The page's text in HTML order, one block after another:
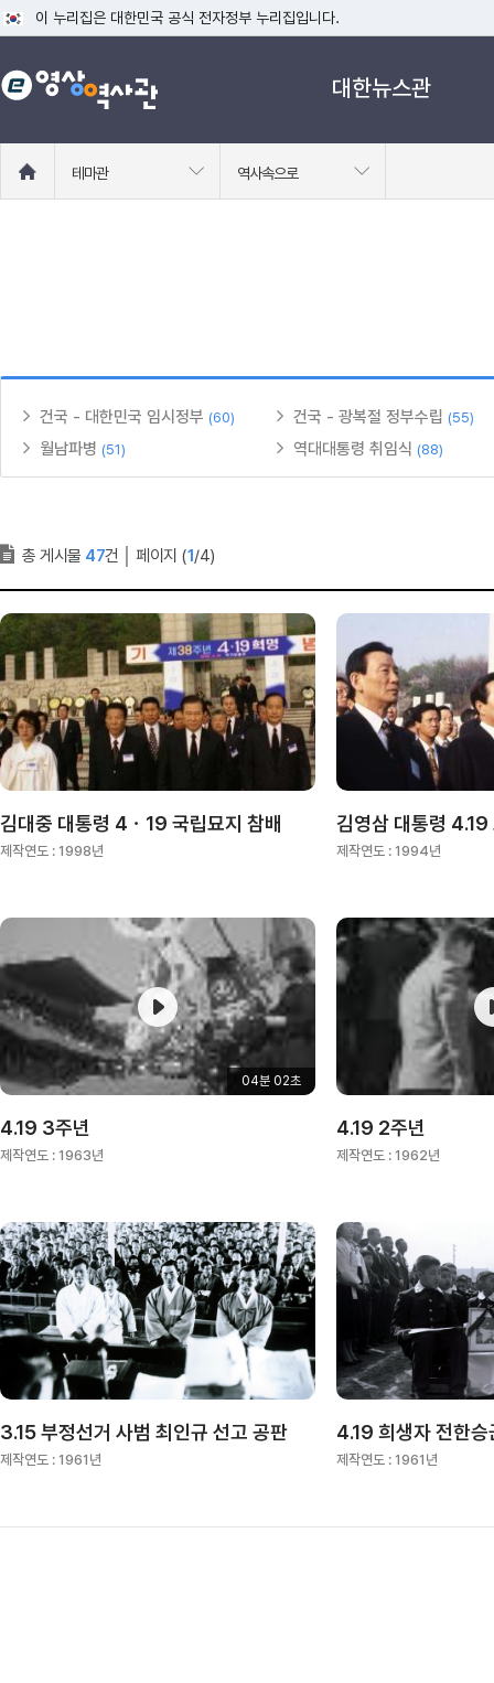
이 누리집은 대한민국 공식 전자정부 누리집입니다.
공식 누리집 주소 확인하기
go.kr 주소를 사용하는 누리집은 대한민국 정부기관이 관리하는 누리집입니
대한뉴스관
로
테마관 역사속으로
건국 - 대한민국 임시정부 (60) 건국 - 광복절 정부수립 (55)
월남파병 (51) 역대대통령 취임식 (88)
총 게시물 47건 페이지 (1/4)
김대중 대통령 4ㆍ19 국립묘지 참배
제작연도 : 1998년
김영삼 대통령 4.19
제작연도 : 1994년
04분 02초
4.19 3주년
제작연도 : 1963년
4.19 2주년
제작연도 : 1962년
3.15 부정선거 사범 최인규 선고 공판
제작연도 : 1961년
4.19 희생자 전한승
제작연도 : 1961년